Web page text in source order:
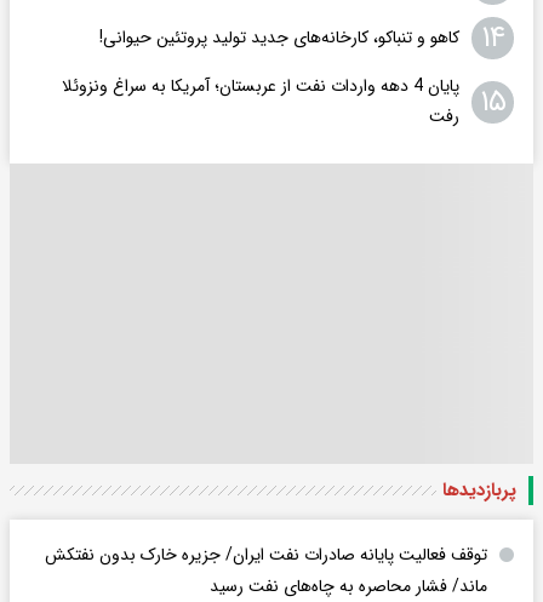
۱۴ کاهو و تنباکو، کارخانه‌های جدید تولید پروتئین حیوانی!
۱۵
پایان 4 دهه واردات نفت از عربستان؛ آمریکا به سراغ ونزوئلا
رفت
پربازدید‌ها
توقف فعالیت پایانه صادرات نفت ایران/ جزیره خارک بدون نفتکش
ماند/ فشار محاصره به چاه‌های نفت رسید